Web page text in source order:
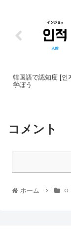
韓国語で認知度 [인
学ぼう
コメント
ホーム ㅇ